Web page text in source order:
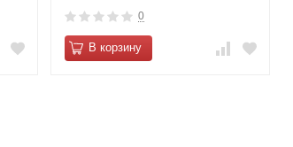
0
В корзину